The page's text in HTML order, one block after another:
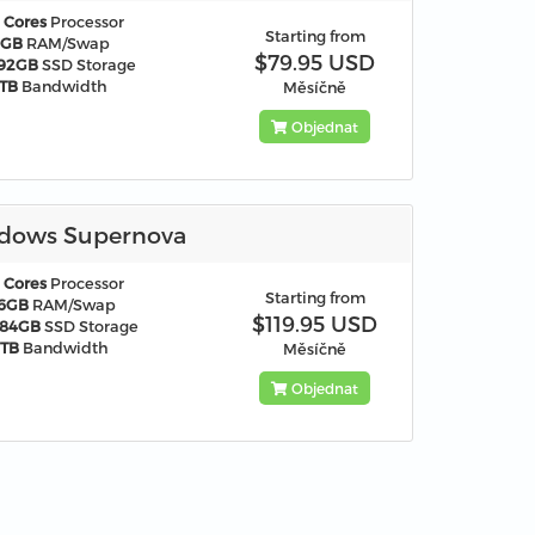
Cores Processor
RAM/Swap
SSD Storage
Bandwidth
Starting from
$79.95 USD
Měsíčně
Objednat
Supernova
Cores Processor
RAM/Swap
SSD Storage
Bandwidth
Starting from
$119.95 USD
Měsíčně
Objednat